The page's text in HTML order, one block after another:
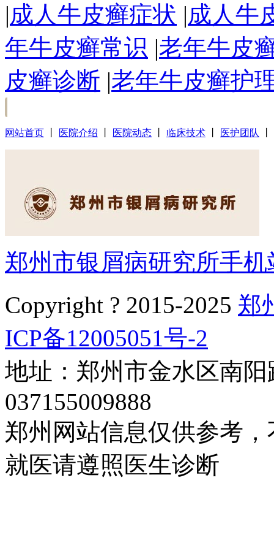
|成人牛皮癣症状 |成人牛
年牛皮癣常识 |老年牛皮
皮癣诊断 |老年牛皮癣护
网站首页 医院介绍 医院动态 临床技术 医护团队
郑州市银屑病研究所手机
Copyright ? 2015-2025 郑
ICP备12005051号-2
地址：郑州市金水区南
037155009888
郑州网站信息仅供参考
就医请遵照医生诊断